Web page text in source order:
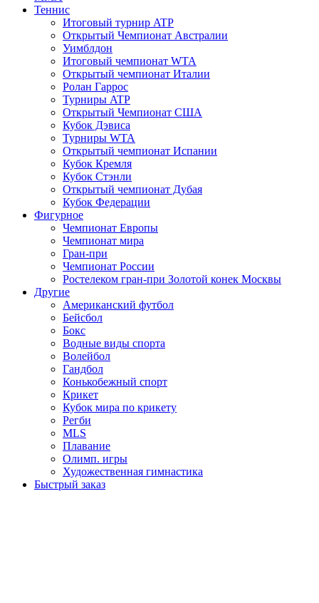
Теннис
Итоговый турнир ATP
Открытый Чемпионат Австралии
Уимблдон
Итоговый чемпионат WTA
Открытый чемпионат Италии
Ролан Гаррос
Турниры ATP
Открытый Чемпионат США
Кубок Дэвиса
Турниры WTA
Открытый чемпионат Испании
Кубок Кремля
Кубок Стэнли
Открытый чемпионат Дубая
Кубок Федерации
Фигурное
Чемпионат Европы
Чемпионат мира
Гран-при
Чемпионат России
Ростелеком гран-при Золотой конек Москвы
Другие
Американский футбол
Бейсбол
Бокс
Водные виды спорта
Волейбол
Гандбол
Конькобежный спорт
Крикет
Кубок мира по крикету
Регби
MLS
Плавание
Олимп. игры
Художественная гимнастика
Быстрый заказ